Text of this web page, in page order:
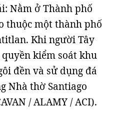
Nằm ở Thành phố
thuộc một thành phố
Khi người Tây
kiểm soát khu
đền và sử dụng đá
Nhà thờ Santiago
/ ALAMY / ACI).